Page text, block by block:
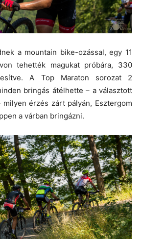
a mountain bike-ozással, egy 11
tehették magukat próbára, 330
A Top Maraton sorozat 2
bringás átélhette – a választott
érzés zárt pályán, Esztergom
a várban bringázni.